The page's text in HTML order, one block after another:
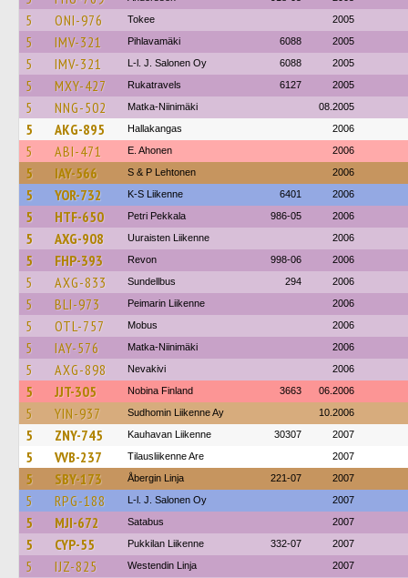
5 ONI-976 Tokee 2005
5 IMV-321 Pihlavamäki 6088 2005
5 IMV-321 L-l. J. Salonen Oy 6088 2005
5 MXY-427 Rukatravels 6127 2005
5 NNG-502 Matka-Niinimäki 08.2005
5 AKG-895 Hallakangas 2006
5 ABI-471 E. Ahonen 2006
5 IAY-566 S & P Lehtonen 2006
5 YOR-732 K-S Liikenne 6401 2006
5 HTF-650 Petri Pekkala 986-05 2006
5 AXG-908 Uuraisten Liikenne 2006
5 FHP-393 Revon 998-06 2006
5 AXG-833 Sundellbus 294 2006
5 BLI-973 Peimarin Liikenne 2006
5 OTL-757 Mobus 2006
5 IAY-576 Matka-Niinimäki 2006
5 AXG-898 Nevakivi 2006
5 JJT-305 Nobina Finland 3663 06.2006
5 YIN-937 Sudhomin Liikenne Ay 10.2006
5 ZNY-745 Kauhavan Liikenne 30307 2007
5 VVB-237 Tilausliikenne Are 2007
5 SBY-173 Åbergin Linja 221-07 2007
5 RPG-188 L-l. J. Salonen Oy 2007
5 MJI-672 Satabus 2007
5 CYP-55 Pukkilan Liikenne 332-07 2007
5 IJZ-825 Westendin Linja 2007